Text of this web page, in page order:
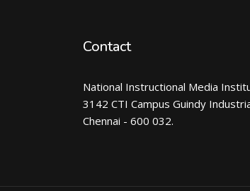
Contact
National Instructional Media
3142 CTI Campus Guindy
Chennai - 600 032.